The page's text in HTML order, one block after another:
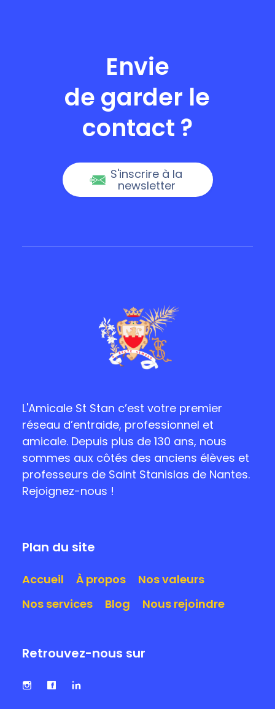
Envie
de garder le
contact ?
S'inscrire à la
newsletter
L'Amicale St Stan c’est votre premier
réseau d’entraide, professionnel et
amicale. Depuis plus de 130 ans, nous
sommes aux côtés des anciens élèves et
professeurs de Saint Stanislas de Nantes.
Rejoignez-nous !
Plan du site
Accueil À propos
Nos valeurs
Nos services
Blog Nous rejoindre
Retrouvez-nous sur